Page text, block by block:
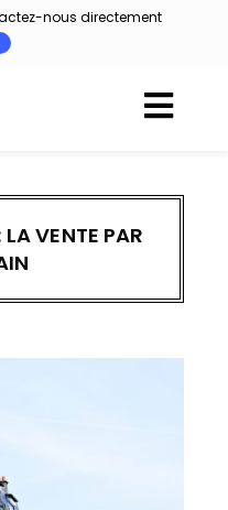
nous directement
VENTE PAR